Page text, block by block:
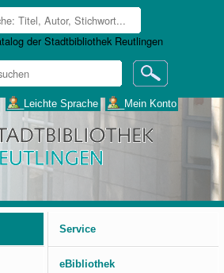
___Leichte Sprache ___Mein Konto
Service
eBibliothek